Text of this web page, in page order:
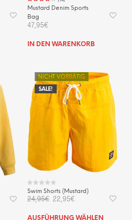
Mustard Denim Sports
Bag
47,95€
IN DEN WARENKORB
SALE!
NICHT VORRÄTIG
Swim Shorts (Mustard)
24,95€ Ursprünglicher
Preis
22,95€ Aktueller
ist:
AUSFÜHRUNG WÄHLEN